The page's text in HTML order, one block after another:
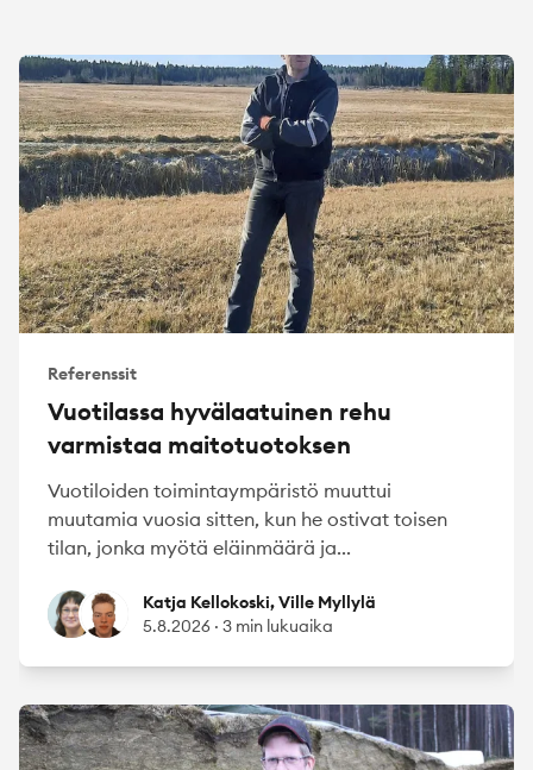
Referenssit
Vuotilassa hyvälaatuinen rehu
varmistaa maitotuotoksen
Vuotiloiden toimintaympäristö muuttui
muutamia vuosia sitten, kun he ostivat toisen
tilan, jonka myötä eläinmäärä ja...
Katja Kellokoski
Ville MyllyläKatja Kellokoski, Ville Myllylä
5.8.2026 · 3 min lukuaika